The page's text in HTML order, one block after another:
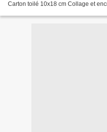
Carton toilé 10x18 cm Collage et